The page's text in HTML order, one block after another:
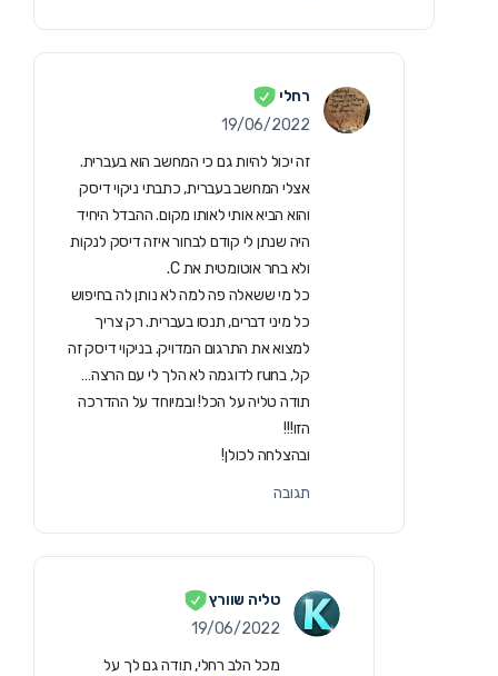
רחלי
19/06/2022
זה יכול להיות גם כי המחשב הוא בעברית.
אצלי המחשב בעברית, כתבתי ניקוי דיסק
והוא הביא אותי לאותו מקום. ההבדל היחיד
היה שנתן לי קודם לבחור איזה דיסק לנקות
ולא בחר אוטומטית את C.
כל מי ששאלה פה למה לא נותן לה בחיפוש
כל מיני דברים, תנסו בעברית. רק צריך
למצוא את התרגום המדויק. בניקוי דיסק זה
קל, בrun לדוגמה לא הלך לי עם הרצה…
תודה טליה על הכל! ובמיוחד על ההדרכה
הזו!!!
ובהצלחה לכולן!
תגובה
טליה שוורץ
19/06/2022
מכל הלב רחלי, תודה גם לך על